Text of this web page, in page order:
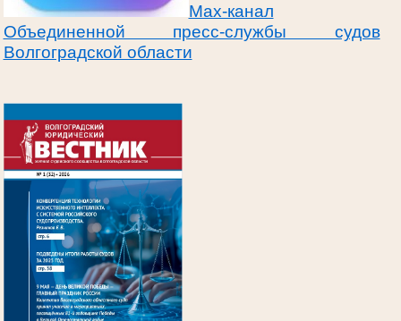
Max-канал
Объединенной пресс-службы судов
Волгоградской области